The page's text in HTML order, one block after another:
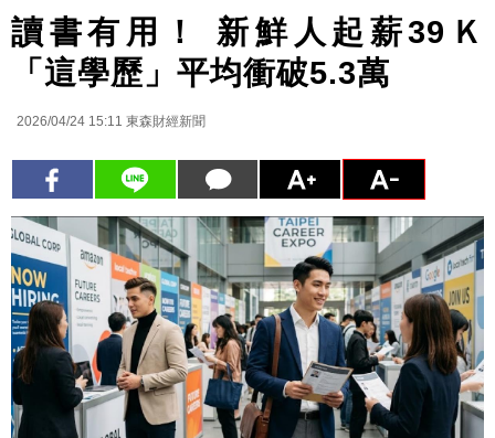
讀書有用！ 新鮮人起薪39Ｋ
「這學歷」平均衝破5.3萬
2026/04/24 15:11 東森財經新聞